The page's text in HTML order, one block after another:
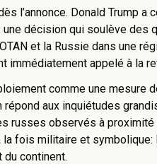
l’annonce. Donald Trump a
décision qui soulève des
et la Russie dans une
immédiatement appelé à la
comme une mesure
répond aux inquiétudes
russes observés à
fois militaire et symbolique:
continent.